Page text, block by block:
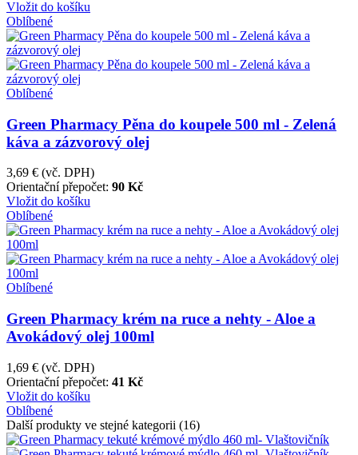
Vložit do košíku
Oblíbené
Oblíbené
Green Pharmacy Pěna do koupele 500 ml - Zelená
káva a zázvorový olej
3,69 € (vč. DPH)
Orientační přepočet: 90 Kč
Vložit do košíku
Oblíbené
Oblíbené
Green Pharmacy krém na ruce a nehty - Aloe a
Avokádový olej 100ml
1,69 € (vč. DPH)
Orientační přepočet: 41 Kč
Vložit do košíku
Oblíbené
Další produkty ve stejné kategorii (16)